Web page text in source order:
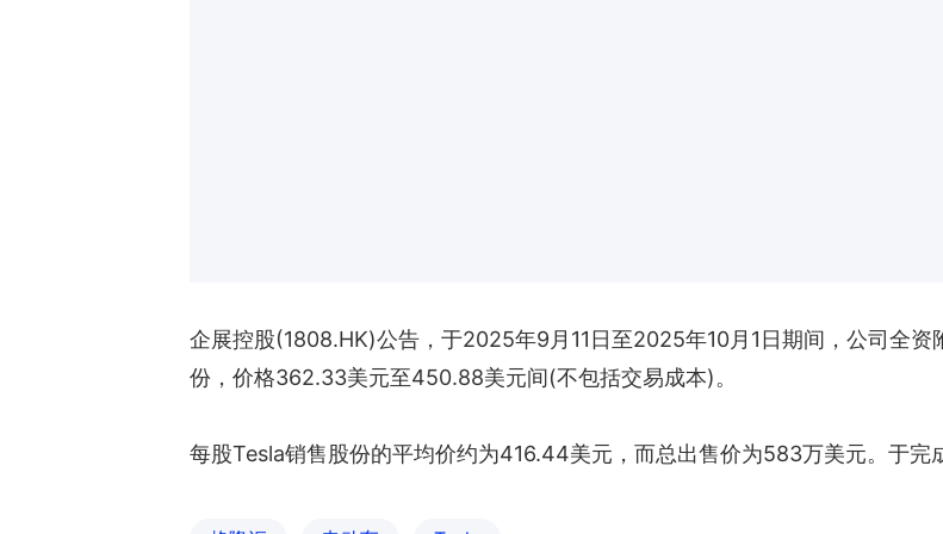
企展控股(1808.HK)公告，于2025年9月11日至2025年10月1日期间，公司全
份，价格362.33美元至450.88美元间(不包括交易成本)。
每股Tesla销售股份的平均价约为416.44美元，而总出售价为583万美元。于完